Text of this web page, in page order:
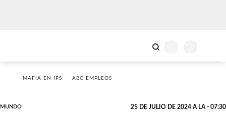
MAFIA EN IPS ABC EMPLEOS
MUNDO 25 DE JULIO DE 2024 A LA - 07:30